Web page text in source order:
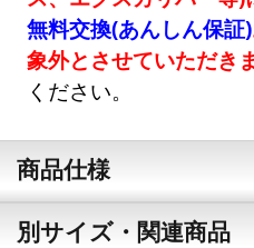
無料交換(あんしん保証)
象外とさせていただきま
ください。
商品仕様
別サイズ・関連商品